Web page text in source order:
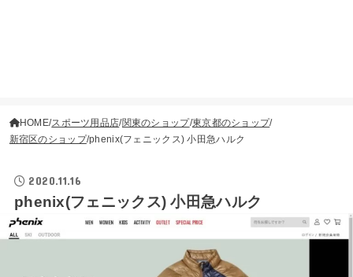
HOME スポーツ用品店 関東のショップ 東京都のショップ
新宿区のショップ phenix(フェニックス) 小田急ハルク
2020.11.16
phenix(フェニックス) 小田急ハルク